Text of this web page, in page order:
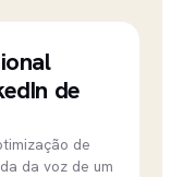
de
de
da voz de um